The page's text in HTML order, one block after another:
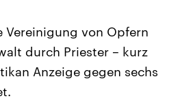
am 6.
das
Aktuelle Beiträge,
Wirtschaftlich und
Vereinigung von Opfern
durch Priester – kurz
Anzeige gegen sechs